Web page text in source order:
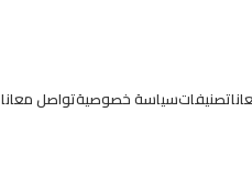
تصنيفاتسياسة خصوصيةتواصل معانا